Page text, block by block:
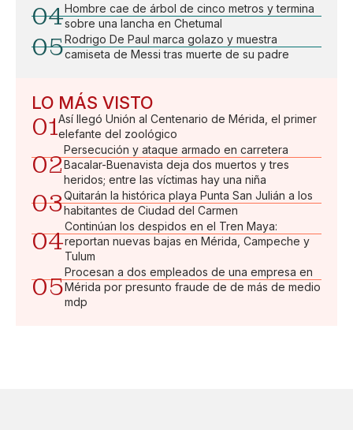
04Hombre cae de árbol de cinco metros y termina
sobre una lancha en Chetumal
05Rodrigo De Paul marca golazo y muestra
camiseta de Messi tras muerte de su padre
LO MÁS VISTO
01Así llegó Unión al Centenario de Mérida, el primer
elefante del zoológico
02
Persecución y ataque armado en carretera
Bacalar-Buenavista deja dos muertos y tres
heridos; entre las víctimas hay una niña
03Quitarán la histórica playa Punta San Julián a los
habitantes de Ciudad del Carmen
04
Continúan los despidos en el Tren Maya:
reportan nuevas bajas en Mérida, Campeche y
Tulum
05
Procesan a dos empleados de una empresa en
Mérida por presunto fraude de de más de medio
mdp